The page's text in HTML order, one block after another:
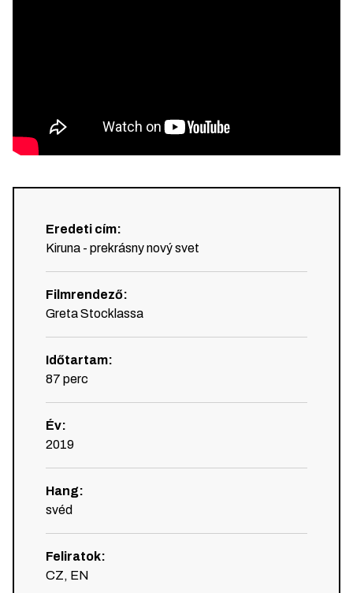
Eredeti cím:
Kiruna - prekrásny nový svet
Filmrendező:
Greta Stocklassa
Időtartam:
87 perc
Év:
2019
Hang:
svéd
Feliratok:
CZ, EN